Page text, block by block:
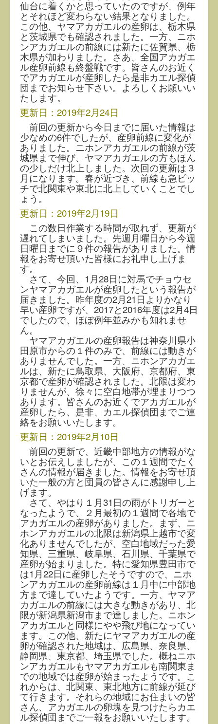
仙台に着くかと思っていたのですが、例年
とそれほど変わらない結果となりました。
この他、ヤマアカガエルの産卵は、栃木県
と茨城県でも確認されました。一方、ニホ
ンアカガエルの前線には新たに佐賀県、栃
木県が加わりました。さあ、全国アカガエ
ル産卵前線も終盤戦です。皆さんのお近く
でアカガエルが産卵したら是非カエル探偵
団までお知らせ下さい。よろしくお願いい
たします。
更新日：2019年2月24日
前回の更新から今日までに届いた情報は
少なめの6件でしたが、産卵前線に変化が
ありました。ニホンアカガエルの前線が茨
城県まで伸び、ヤマアカガエルの方もほん
の少しだけ北上しました。次回の更新は３
月になります。春が近づき、前線も急ピッ
チで北関東や東北に北上していくことでし
ょう。
更新日：2019年2月19日
この数日作業する時間が取れず、更新が
遅れてしまいました。先週月曜日から今週
日曜日までに９件の報告がありました。情
報をお寄せ頂いた皆様にお礼申し上げま
す。
さて、今回、1月28日に対馬でチョウセ
ンヤマアカガエルが産卵したという報告が
届きました。昨年度の2月21日よりかなり
早い産卵ですが、2017と2016年度は2月4日
でしたので、ほぼ例年並みかも知れませ
ん。
ヤマアカガエルの産卵報告は神奈川県小
田原市からの１件のみで、前線には動きが
ありませんでした。一方、ニホンアカガエ
ルは、新たに鳥取県、大阪府、京都府、東
京都で産卵が確認されました。北限は変わ
りませんが、徐々に空白地帯が埋まりつつ
あります。皆さんのお近くでアカガエルが
産卵したら、是非、カエル探偵団までご連
絡をお願いいたします。
更新日：2019年2月10日
前回の更新で、近畿中部地方の情報がな
いとお伝えしましたが、この１週間でたく
さんの情報が届きました。情報をお寄せ頂
いた一般の方と団員の皆さんに感謝申し上
げます。
さて、やはり１月31日の雨がトリガーと
なったようで、２月最初の１週間で各地で
アカガエルの産卵がありました。まず、ニ
ホンアカガエルの北限は新潟県上越市で変
化ありませんでしたが、空白地域だった愛
知県、三重県、岐阜県、石川県、千葉県で
産卵が始まりました。特に愛知県豊田市で
は1月22日に産卵したそうですので、ニホ
ンアカガエルの産卵前線は１月中に中部地
方まで達していたようです。一方、ヤマア
カガエルの前線には大きな動きがあり、北
限が新潟県新潟市まで達しました。ニホン
アカガエルと同様にやや飛び地になってい
ます。この他、新たにヤマアカガエルの産
卵が確認された地域は、広島県、奈良県、
静岡県、東京都、埼玉県でした。概ねニホ
ンアカガエルもヤマアカガエルも南関東ま
での地域では産卵が始まったようです。こ
れからは、北関東、東北地方に前線が延び
て行きます。それらの地域にお住まいの皆
さん、アカガエルの卵塊を見つけたらカエ
ル探偵団までご一報をお願いいたします。